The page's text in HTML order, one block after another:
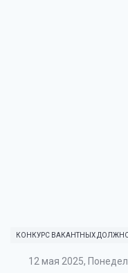
КОНКУРС ВАКАНТНЫХ
12 мая 2025,